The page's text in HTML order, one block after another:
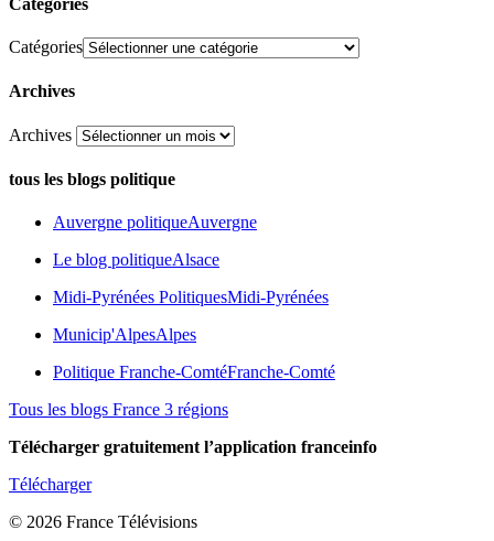
Catégories
Catégories
Archives
Archives
tous les blogs politique
Auvergne politiqueAuvergne
Le blog politiqueAlsace
Midi-Pyrénées PolitiquesMidi-Pyrénées
Municip'AlpesAlpes
Politique Franche-ComtéFranche-Comté
Tous les blogs France 3 régions
Télécharger gratuitement l’application franceinfo
Télécharger
© 2026 France Télévisions